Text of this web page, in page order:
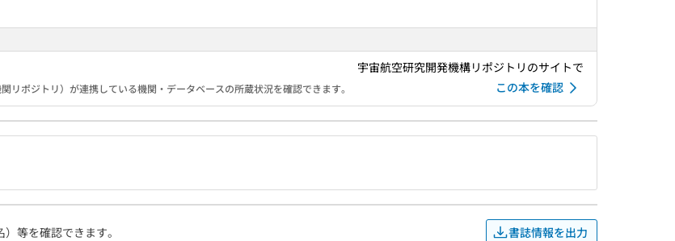
ポジトリ）が連携している機関・データベースの所蔵状況を確認できます。
宇宙航空研究開発機構リポジトリのサイトで
この本を確認
等を確認できます。 書誌情報を出力